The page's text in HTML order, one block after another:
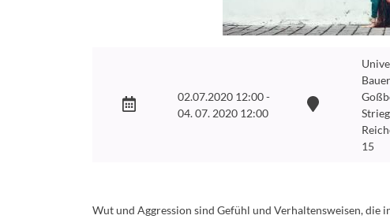
02.07.2020 12:00 -
04. 07. 2020 12:00
15
Wut und Aggression sind Gefühl und Verhaltensweisen, die